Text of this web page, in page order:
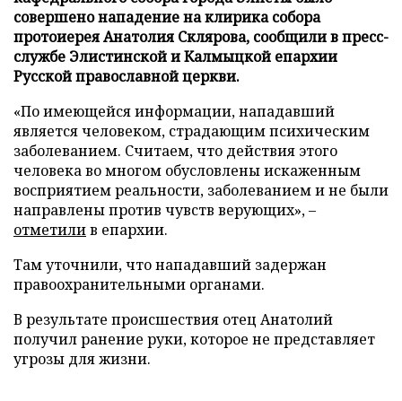
совершено нападение на клирика собора
протоиерея Анатолия Склярова, сообщили в пресс-
службе Элистинской и Калмыцкой епархии
Русской православной церкви.
«По имеющейся информации, нападавший
является человеком, страдающим психическим
заболеванием. Считаем, что действия этого
человека во многом обусловлены искаженным
восприятием реальности, заболеванием и не были
направлены против чувств верующих», –
отметилив епархии.
Там уточнили, что нападавший задержан
правоохранительными органами.
В результате происшествия отец Анатолий
получил ранение руки, которое не представляет
угрозы для жизни.